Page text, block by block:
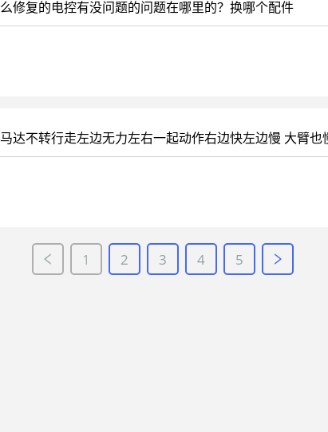
修复的电控有没问题的问题在哪里的？换哪个配件
达不转行走左边无力左右一起动作右边快左边慢 大臂
1 2 3 4 5